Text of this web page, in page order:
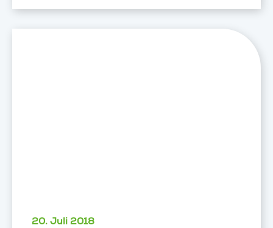
20. Juli 2018